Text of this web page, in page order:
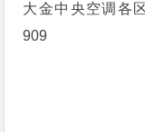
大金中央空调各
909